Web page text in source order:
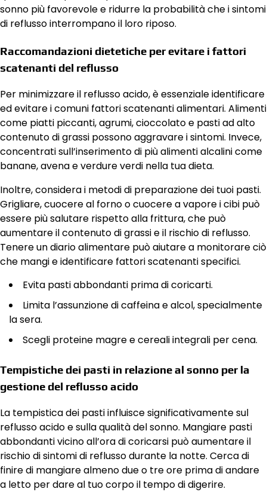
sonno più favorevole e ridurre la probabilità che i sintomi
di reflusso interrompano il loro riposo.
Raccomandazioni dietetiche per evitare i fattori
scatenanti del reflusso
Per minimizzare il reflusso acido, è essenziale identificare
ed evitare i comuni fattori scatenanti alimentari. Alimenti
come piatti piccanti, agrumi, cioccolato e pasti ad alto
contenuto di grassi possono aggravare i sintomi. Invece,
concentrati sull’inserimento di più alimenti alcalini come
banane, avena e verdure verdi nella tua dieta.
Inoltre, considera i metodi di preparazione dei tuoi pasti.
Grigliare, cuocere al forno o cuocere a vapore i cibi può
essere più salutare rispetto alla frittura, che può
aumentare il contenuto di grassi e il rischio di reflusso.
Tenere un diario alimentare può aiutare a monitorare ciò
che mangi e identificare fattori scatenanti specifici.
Evita pasti abbondanti prima di coricarti.
Limita l’assunzione di caffeina e alcol, specialmente
la sera.
Scegli proteine magre e cereali integrali per cena.
Tempistiche dei pasti in relazione al sonno per la
gestione del reflusso acido
La tempistica dei pasti influisce significativamente sul
reflusso acido e sulla qualità del sonno. Mangiare pasti
abbondanti vicino all’ora di coricarsi può aumentare il
rischio di sintomi di reflusso durante la notte. Cerca di
finire di mangiare almeno due o tre ore prima di andare
a letto per dare al tuo corpo il tempo di digerire.